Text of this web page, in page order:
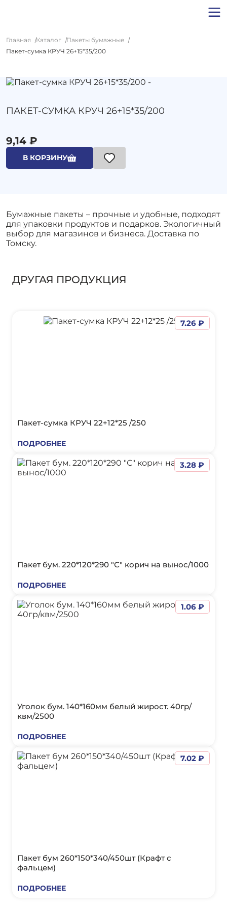
Главная Каталог
Пакеты бумажные
Пакет-сумка КРУЧ 26+15*35/200
ПАКЕТ-СУМКА КРУЧ 26+15*35/200
9,14 ₽
В КОРЗИНУ
Бумажные пакеты – прочные и удобные, подходят
для упаковки продуктов и подарков. Экологичный
выбор для магазинов и бизнеса. Доставка по
Томску.
ДРУГАЯ ПРОДУКЦИЯ
Пакет-сумка КРУЧ 22+12*25 /250
ПОДРОБНЕЕ
7.26 ₽
Пакет бум. 220*120*290 "С" корич на вынос/1000
ПОДРОБНЕЕ
3.28 ₽
Уголок бум. 140*160мм белый жирост. 40гр/
квм/2500
ПОДРОБНЕЕ
1.06 ₽
Пакет бум 260*150*340/450шт (Крафт с
фальцем)
ПОДРОБНЕЕ
7.02 ₽